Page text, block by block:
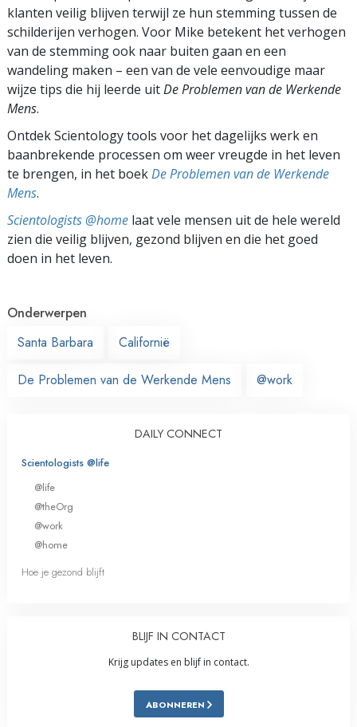
klanten veilig blijven terwijl ze hun stemming tussen de
schilderijen verhogen. Voor Mike betekent het verhogen
van de stemming ook naar buiten gaan en een
wandeling maken – een van de vele eenvoudige maar
wijze tips die hij leerde uitDe Problemen van de Werkende
Mens.
Ontdek Scientology tools voor het dagelijks werk en
baanbrekende processen om weer vreugde in het leven
te brengen, in het boekDe Problemen van de Werkende
Mens.
Scientologists @home laat vele mensen uit de hele wereld
zien die veilig blijven, gezond blijven en die het goed
doen in het leven.
Onderwerpen
Santa Barbara
Californië
De Problemen van de Werkende Mens @work
DAILY CONNECT
Scientologists @life
@life
@theOrg
@work
@home
Hoe je gezond blijft
BLIJF IN CONTACT
Krijg updates en blijf in contact.
ABONNEREN